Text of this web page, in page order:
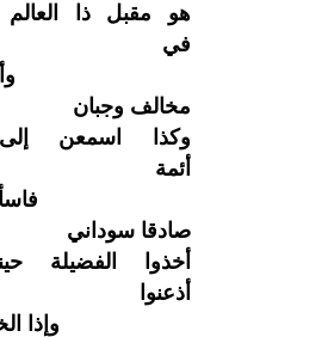
هو مقبل ذا العالم
في
وأتى
مخالف وجبان
وكذا اسمعن
أئمة
فاسأل
صادقا سوداني
أخذوا الفضيلة
أذعنوا
وإذا